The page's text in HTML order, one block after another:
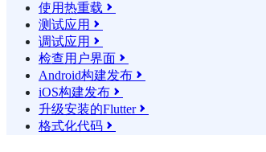
使用热重载 
测试应用 
调试应用 
检查用户界面 
Android构建发布 
iOS构建发布 
升级安装的Flutter
格式化代码 